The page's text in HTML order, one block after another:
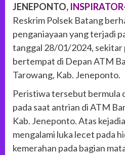
JENEPONTO,
Reskrim Polsek Batang
penganiayaan yang terjadi
tanggal 28/01/2024, sekitar
bertempat di Depan ATM
Tarowang, Kab. Jeneponto.
Peristiwa tersebut bermula
pada saat antrian di ATM
Kab. Jeneponto. Atas
mengalami luka lecet pada
kemerahan pada bagian